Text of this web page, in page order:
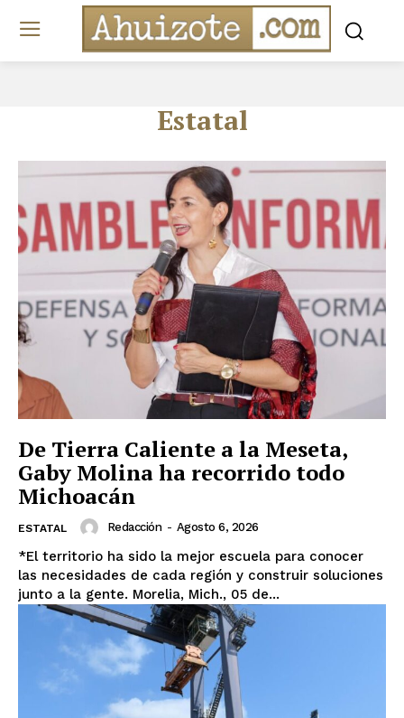
Estatal
De Tierra Caliente a la Meseta,
Gaby Molina ha recorrido todo
Michoacán
ESTATAL Redacción - Agosto 6, 2026
*El territorio ha sido la mejor escuela para conocer
las necesidades de cada región y construir soluciones
junto a la gente. Morelia, Mich., 05 de...